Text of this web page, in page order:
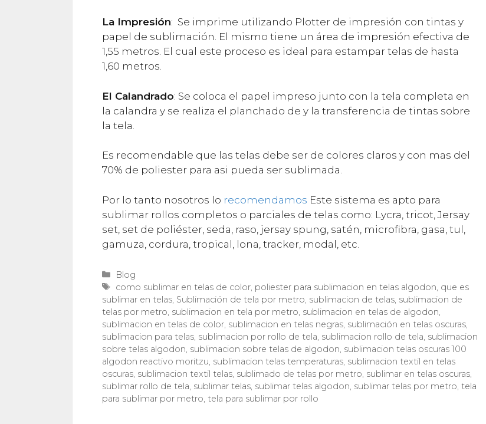
La Impresión: Se imprime utilizando Plotter de impresión con tintas y
papel de sublimación. El mismo tiene un área de impresión efectiva de
1,55 metros. El cual este proceso es ideal para estampar telas de hasta
1,60 metros.
El Calandrado: Se coloca el papel impreso junto con la tela completa en
la calandra y se realiza el planchado de y la transferencia de tintas sobre
la tela.
Es recomendable que las telas debe ser de colores claros y con mas del
70% de poliester para asi pueda ser sublimada.
Por lo tanto nosotros lo recomendamos Este sistema es apto para
sublimar rollos completos o parciales de telas como: Lycra, tricot, Jersay
set, set de poliéster, seda, raso, jersay spung, satén, microfibra, gasa, tul,
gamuza, cordura, tropical, lona, tracker, modal, etc.
Categorías
Blog
Etiquetas
como sublimar en telas de color, poliester para sublimacion en telas algodon, que es
sublimar en telas, Sublimación de tela por metro, sublimacion de telas, sublimacion de
telas por metro, sublimacion en tela por metro, sublimacion en telas de algodon,
sublimacion en telas de color, sublimacion en telas negras, sublimación en telas oscuras,
sublimacion para telas, sublimacion por rollo de tela, sublimacion rollo de tela, sublimacion
sobre telas algodon, sublimacion sobre telas de algodon, sublimacion telas oscuras 100
algodon reactivo moritzu, sublimacion telas temperaturas, sublimacion textil en telas
oscuras, sublimacion textil telas, sublimado de telas por metro, sublimar en telas oscuras,
sublimar rollo de tela, sublimar telas, sublimar telas algodon, sublimar telas por metro, tela
para sublimar por metro, tela para sublimar por rollo